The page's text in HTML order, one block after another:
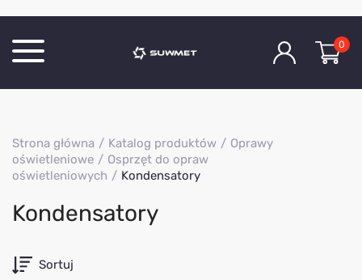
O Firmie
Aktualności
Kontakt
0
Strona główna Katalog produktów
Oprawy
oświetleniowe
Osprzęt do opraw
oświetleniowych
Kondensatory
Kondensatory
Sortuj